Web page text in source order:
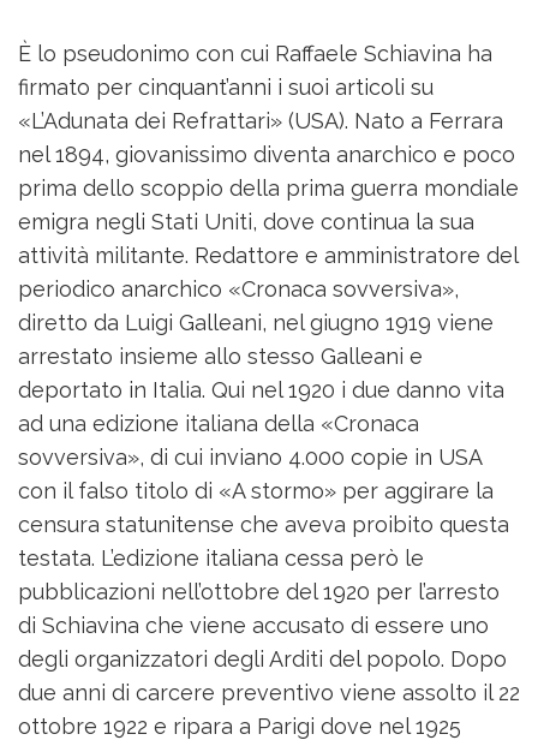
È lo pseudonimo con cui Raffaele Schiavina ha
firmato per cinquant’anni i suoi articoli su
«L’Adunata dei Refrattari» (USA). Nato a Ferrara
nel 1894, giovanissimo diventa anarchico e poco
prima dello scoppio della prima guerra mondiale
emigra negli Stati Uniti, dove continua la sua
attività militante. Redattore e amministratore del
periodico anarchico «Cronaca sovversiva»,
diretto da Luigi Galleani, nel giugno 1919 viene
arrestato insieme allo stesso Galleani e
deportato in Italia. Qui nel 1920 i due danno vita
ad una edizione italiana della «Cronaca
sovversiva», di cui inviano 4.000 copie in USA
con il falso titolo di «A stormo» per aggirare la
censura statunitense che aveva proibito questa
testata. L’edizione italiana cessa però le
pubblicazioni nell’ottobre del 1920 per l’arresto
di Schiavina che viene accusato di essere uno
degli organizzatori degli Arditi del popolo. Dopo
due anni di carcere preventivo viene assolto il 22
ottobre 1922 e ripara a Parigi dove nel 1925